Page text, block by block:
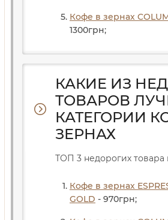
Кофе в зернах
1300грн;
КАКИЕ ИЗ
ТОВАРОВ
КАТЕГОРИИ
ЗЕРНАХ
ТОП 3 недорогих товара
Кофе в зернах
GOLD - 970грн;